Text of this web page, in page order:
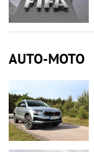
AUTO-MOTO